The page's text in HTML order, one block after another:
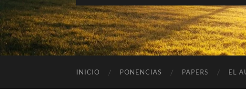
INICIO PONENCIAS PAPERS EL